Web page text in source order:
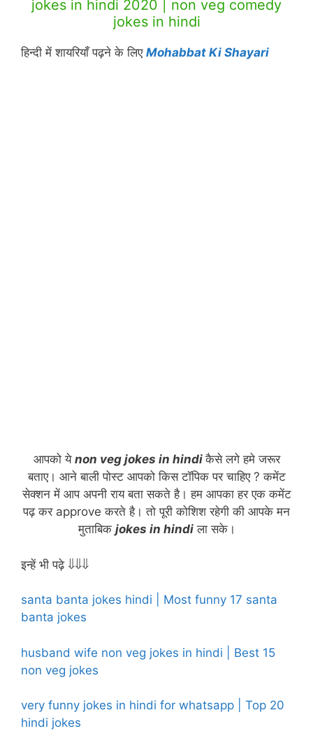
jokes in hindi 2020 | non veg comedy
jokes in hindi
हिन्दी में शायरियाँ पढ़ने के लिए Mohabbat Ki Shayari
आपको ये non veg jokes in hindi कैसे लगे हमे जरूर
बताए। आने बाली पोस्ट आपको किस टॉपिक पर चाहिए ? कमेंट
सेक्शन में आप अपनी राय बता सकते है। हम आपका हर एक कमेंट
पढ़ कर approve करते है। तो पूरी कोशिश रहेगी की आपके मन
मुताबिक jokes in hindiला सके।
इन्हें भी पढ़े ⇓⇓⇓
santa banta jokes hindi | Most funny 17 santa
banta jokes
husband wife non veg jokes in hindi | Best 15
non veg jokes
very funny jokes in hindi for whatsapp | Top 20
hindi jokes